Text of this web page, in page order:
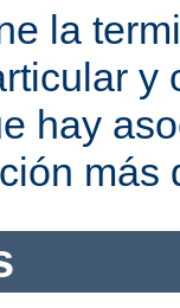
la
hay
más